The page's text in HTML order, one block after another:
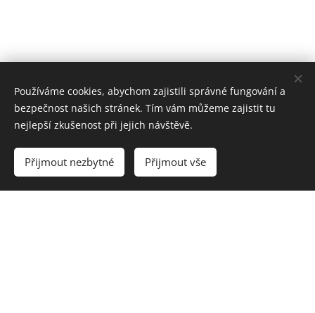
Používáme cookies, abychom zajistili správné fungování a
bezpečnost našich stránek. Tím vám můžeme zajistit tu
nejlepší zkušenost při jejich návštěvě.
Přijmout nezbytné Přijmout vše